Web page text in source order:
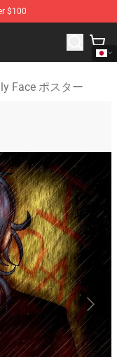
$100
Merchandise Shop
Face ポスター